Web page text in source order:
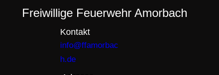
Freiwillige Feuerwehr Amorbach
Kontakt
info@ffamorbac
h.de